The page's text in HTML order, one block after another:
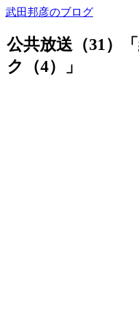
武田邦彦のブログ
公共放送（31）
ク（4）」